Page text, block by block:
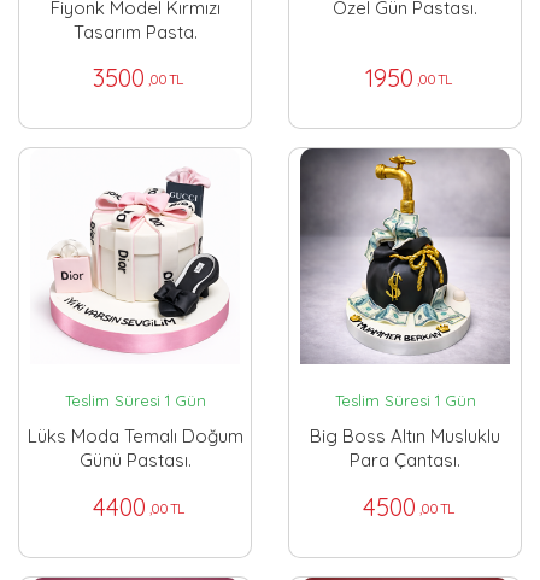
Fiyonk Model Kırmızı
Tasarım Pasta.
3500 ,00 TL
Özel Gün Pastası.
1950 ,00 TL
Teslim Süresi 1 Gün
Lüks Moda Temalı Doğum
Günü Pastası.
4400 ,00 TL
Teslim Süresi 1 Gün
Big Boss Altın Musluklu
Para Çantası.
4500 ,00 TL